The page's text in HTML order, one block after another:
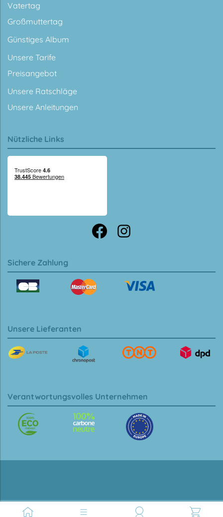
Vatertag
Großmuttertag
Günstiges Album
Unsere Tarife
Preisangebot
Unsere Ratschläge
Unsere Anleitungen
Nützliche Links
Sichere Zahlung
Unsere Lieferanten
Verantwortungsvolles Unternehmen